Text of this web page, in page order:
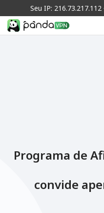
Seu IP: 216.73.217.112
Programa de
convide